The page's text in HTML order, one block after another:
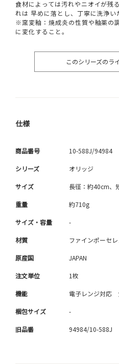
食材によっては汚れやニオイが残
れは 早めに落とし、丁寧に洗浄い
※窯変釉：焼成炎の性質や釉薬の
に変化すること。
このシリーズのラ
仕様
商品番号 10-588J/94984
シリーズ オリッジ
サイズ 長径：約40cm、
重量 約710g
サイズ・容量 -
材質 ファインポーセ
原産国 JAPAN
注文単位 1枚
機能 電子レンジ対応
梱包サイズ -
旧品番 94984/10-588J